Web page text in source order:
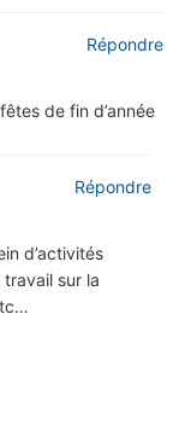
de fin d’année
Répondre
d’activités
travail sur la
Répondre